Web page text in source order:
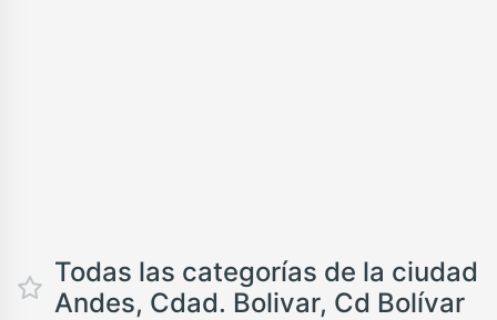
Todas las categorías de la ciudad
Andes, Cdad. Bolivar, Cd Bolívar